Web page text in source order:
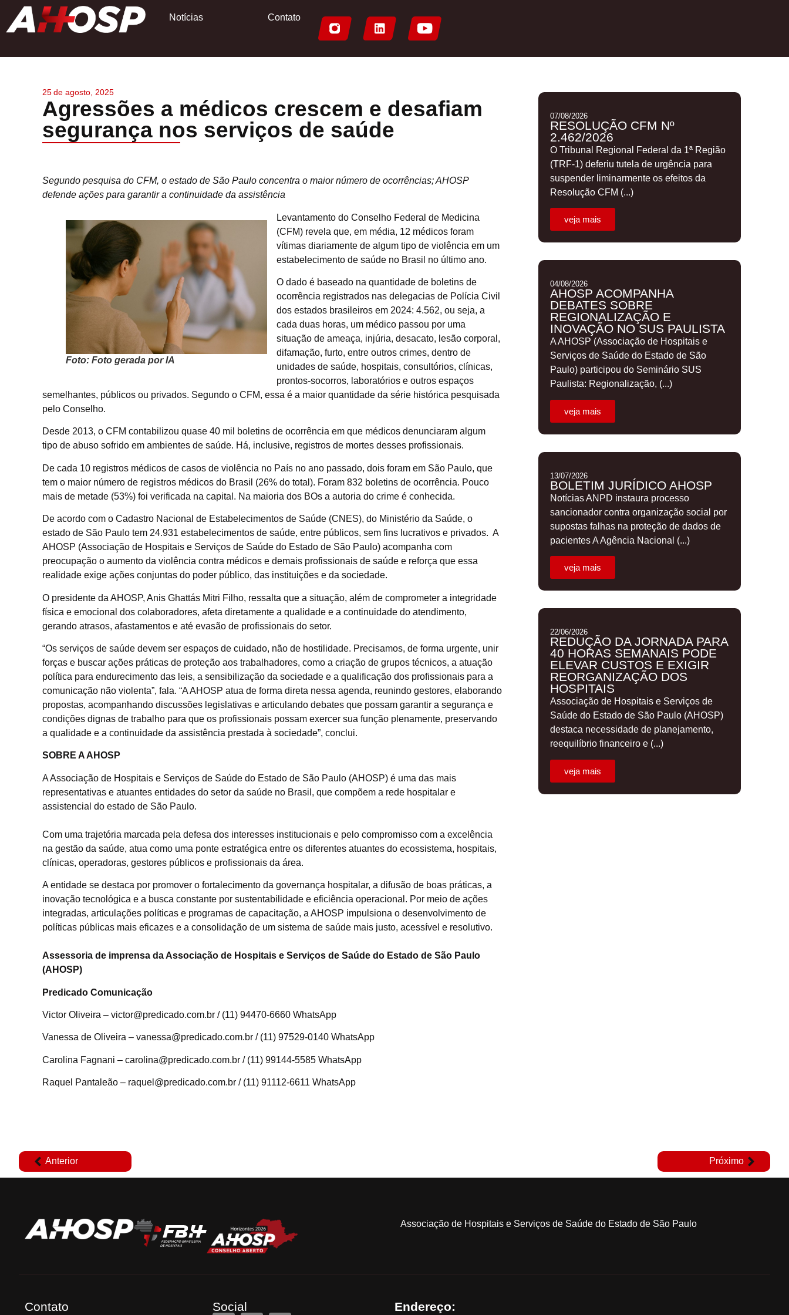
Notícias Contato
25de agosto, 2025
Agressões a médicos crescem e desafiam
segurança nos serviços de saúde
Segundo pesquisa do CFM, o estado de São Paulo concentra o maior número de ocorrências; AHOSP
defende ações para garantir a continuidade da assistência
Foto: Foto gerada por IA
Levantamento do Conselho Federal de Medicina
(CFM) revela que, em média, 12 médicos foram
vítimas diariamente de algum tipo de violência em um
estabelecimento de saúde no Brasil no último ano.
O dado é baseado na quantidade de boletins de
ocorrência registrados nas delegacias de Polícia Civil
dos estados brasileiros em 2024: 4.562, ou seja, a
cada duas horas, um médico passou por uma
situação de ameaça, injúria, desacato, lesão corporal,
difamação, furto, entre outros crimes, dentro de
unidades de saúde, hospitais, consultórios, clínicas,
prontos-socorros, laboratórios e outros espaços
semelhantes, públicos ou privados. Segundo o CFM, essa é a maior quantidade da série histórica pesquisada
pelo Conselho.
Desde 2013, o CFM contabilizou quase 40 mil boletins de ocorrência em que médicos denunciaram algum
tipo de abuso sofrido em ambientes de saúde. Há, inclusive, registros de mortes desses profissionais.
De cada 10 registros médicos de casos de violência no País no ano passado, dois foram em São Paulo, que
tem o maior número de registros médicos do Brasil (26% do total). Foram 832 boletins de ocorrência. Pouco
mais de metade (53%) foi verificada na capital. Na maioria dos BOs a autoria do crime é conhecida.
De acordo com o Cadastro Nacional de Estabelecimentos de Saúde (CNES), do Ministério da Saúde, o
estado de São Paulo tem 24.931 estabelecimentos de saúde, entre públicos, sem fins lucrativos e privados. A
AHOSP (Associação de Hospitais e Serviços de Saúde do Estado de São Paulo) acompanha com
preocupação o aumento da violência contra médicos e demais profissionais de saúde e reforça que essa
realidade exige ações conjuntas do poder público, das instituições e da sociedade.
O presidente da AHOSP, Anis Ghattás Mitri Filho, ressalta que a situação, além de comprometer a integridade
física e emocional dos colaboradores, afeta diretamente a qualidade e a continuidade do atendimento,
gerando atrasos, afastamentos e até evasão de profissionais do setor.
“Os serviços de saúde devem ser espaços de cuidado, não de hostilidade. Precisamos, de forma urgente, unir
forças e buscar ações práticas de proteção aos trabalhadores, como a criação de grupos técnicos, a atuação
política para endurecimento das leis, a sensibilização da sociedade e a qualificação dos profissionais para a
comunicação não violenta”, fala. “A AHOSP atua de forma direta nessa agenda, reunindo gestores, elaborando
propostas, acompanhando discussões legislativas e articulando debates que possam garantir a segurança e
condições dignas de trabalho para que os profissionais possam exercer sua função plenamente, preservando
a qualidade e a continuidade da assistência prestada à sociedade”, conclui.
SOBRE A AHOSP
A Associação de Hospitais e Serviços de Saúde do Estado de São Paulo (AHOSP) é uma das mais
representativas e atuantes entidades do setor da saúde no Brasil, que compõem a rede hospitalar e
assistencial do estado de São Paulo.
Com uma trajetória marcada pela defesa dos interesses institucionais e pelo compromisso com a excelência
na gestão da saúde, atua como uma ponte estratégica entre os diferentes atuantes do ecossistema, hospitais,
clínicas, operadoras, gestores públicos e profissionais da área.
A entidade se destaca por promover o fortalecimento da governança hospitalar, a difusão de boas práticas, a
inovação tecnológica e a busca constante por sustentabilidade e eficiência operacional. Por meio de ações
integradas, articulações políticas e programas de capacitação, a AHOSP impulsiona o desenvolvimento de
políticas públicas mais eficazes e a consolidação de um sistema de saúde mais justo, acessível e resolutivo.
Assessoria de imprensa da Associação de Hospitais e Serviços de Saúde do Estado de São Paulo
(AHOSP)
Predicado Comunicação
Victor Oliveira – victor@predicado.com.br / (11) 94470-6660 WhatsApp
Vanessa de Oliveira – vanessa@predicado.com.br / (11) 97529-0140 WhatsApp
Carolina Fagnani – carolina@predicado.com.br / (11) 99144-5585 WhatsApp
Raquel Pantaleão – raquel@predicado.com.br / (11) 91112-6611 WhatsApp
07/08/2026
RESOLUÇÃO CFM Nº
2.462/2026
O Tribunal Regional Federal da 1ª Região
(TRF-1) deferiu tutela de urgência para
suspender liminarmente os efeitos da
Resolução CFM (...)
veja mais
04/08/2026
AHOSP ACOMPANHA
DEBATES SOBRE
REGIONALIZAÇÃO E
INOVAÇÃO NO SUS PAULISTA
A AHOSP (Associação de Hospitais e
Serviços de Saúde do Estado de São
Paulo) participou do Seminário SUS
Paulista: Regionalização, (...)
veja mais
13/07/2026
BOLETIM JURÍDICO AHOSP
Notícias ANPD instaura processo
sancionador contra organização social por
supostas falhas na proteção de dados de
pacientes A Agência Nacional (...)
veja mais
22/06/2026
REDUÇÃO DA JORNADA PARA
40 HORAS SEMANAIS PODE
ELEVAR CUSTOS E EXIGIR
REORGANIZAÇÃO DOS
HOSPITAIS
Associação de Hospitais e Serviços de
Saúde do Estado de São Paulo (AHOSP)
destaca necessidade de planejamento,
reequilíbrio financeiro e (...)
veja mais
Anterior Próximo
Associação de Hospitais e Serviços de Saúde do Estado de São Paulo
Contato Social Endereço: